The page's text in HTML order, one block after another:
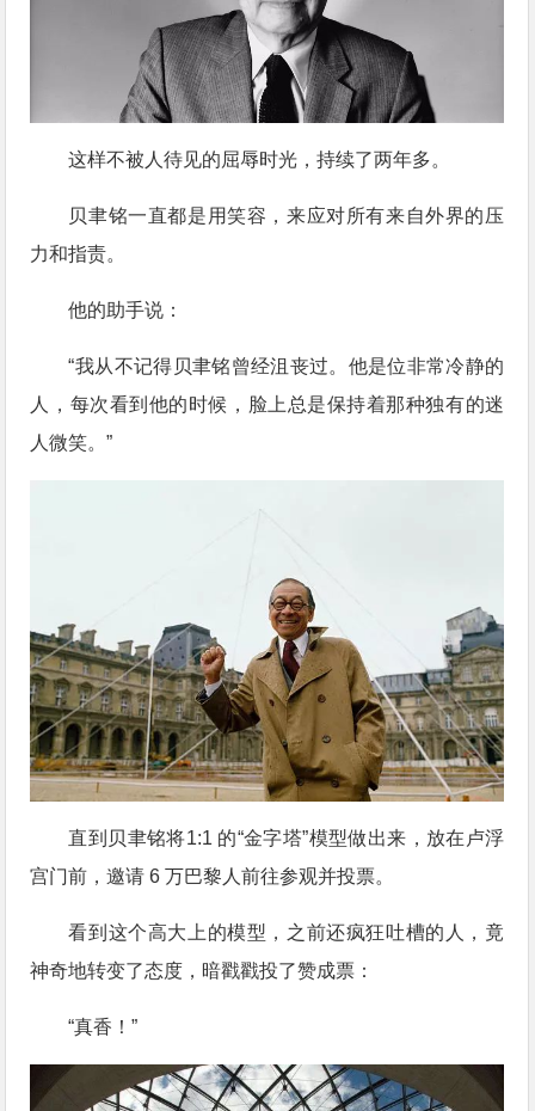
这样不被人待见的屈辱时光，持续了两年多。
贝聿铭一直都是用笑容，来应对所有来自外界的压
力和指责。
他的助手说：
“我从不记得贝聿铭曾经沮丧过。他是位非常冷静的
人，每次看到他的时候，脸上总是保持着那种独有的迷
人微笑。”
直到贝聿铭将1:1 的“金字塔”模型做出来，放在卢浮
宫门前，邀请 6 万巴黎人前往参观并投票。
看到这个高大上的模型，之前还疯狂吐槽的人，竟
神奇地转变了态度，暗戳戳投了赞成票：
“真香！”